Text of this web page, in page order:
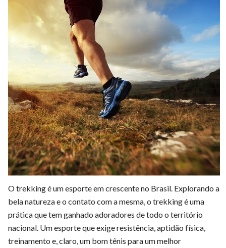
O trekking é um esporte em crescente no Brasil. Explorando a
bela natureza e o contato com a mesma, o trekking é uma
prática que tem ganhado adoradores de todo o território
nacional. Um esporte que exige resistência, aptidão física,
treinamento e, claro, um bom tênis para um melhor